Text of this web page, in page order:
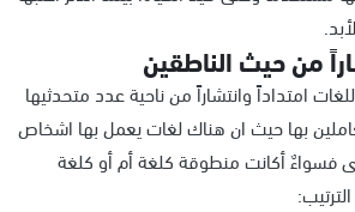
من حيث الناطقين
امتداداً وانتشاراً من ناحية عدد متحدثيها
بها حيث ان هناك لغات يعمل بها اشخاص
فسواءٌ أكانت منطوقة كلغة أم أو كلغة